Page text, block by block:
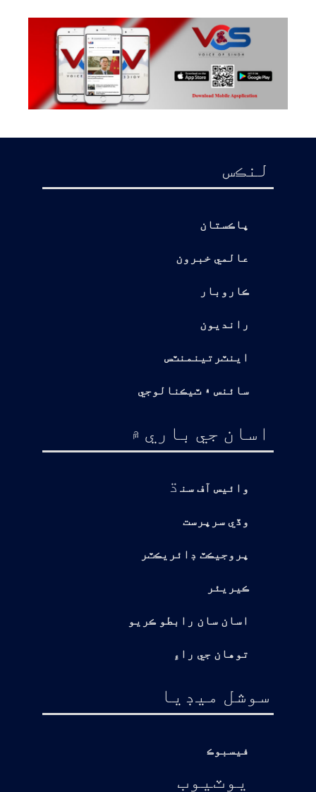
لنڪس
پاڪستان
عالمي خبرون
ڪاروبار
رانديون
اينٽرتينمنٽس
سائنس ۽ ٽيڪنالوجي
اسان جي باري ۾
وائيس آف سن ڌ
وڏي سرپرست
پروجيڪٽ ڊائريڪٽر
ڪيريئر
اسان سان رابطو ڪريو
توهان جي راءِ
سوشل ميڊيا
فيسبوڪ
يوٽيوب